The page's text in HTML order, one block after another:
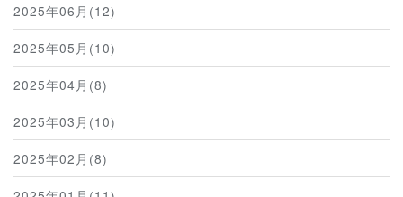
2025年06月(12)
2025年05月(10)
2025年04月(8)
2025年03月(10)
2025年02月(8)